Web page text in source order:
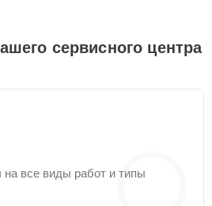
сервисного центра
все виды работ и типы